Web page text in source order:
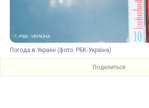
Погода в Україні (фото: РБК-Україна)
Поделиться: